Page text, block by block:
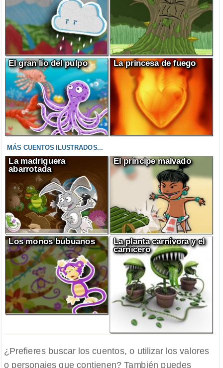
El gran lío del pulpo La princesa de fuego
MÁS CUENTOS ILUSTRADOS...
La madriguera
abarrotada
El príncipe malvado
Los monos bubuanos
La planta carnívora y el
carnicero
¿Prefieres buscar los cuentos, o utilizar los valores
o personajes que contienen? También puedes